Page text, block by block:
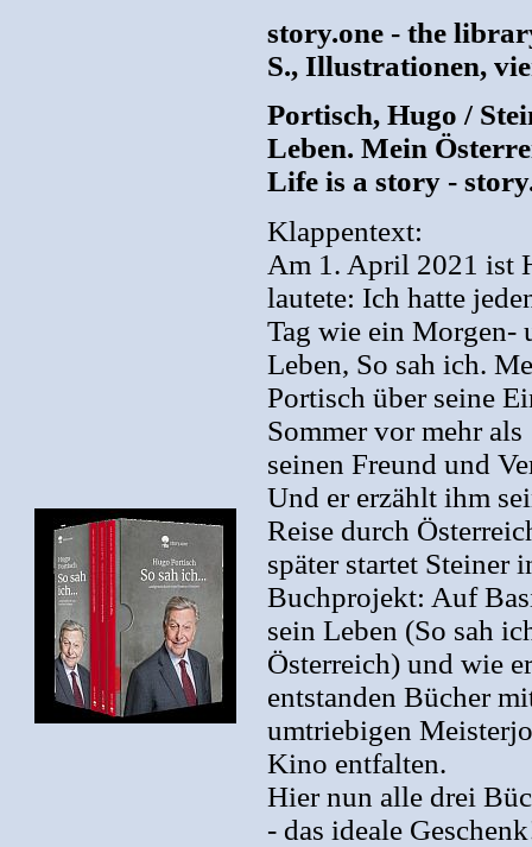
story.one - the
S., Illustrationen,
Portisch, Hugo /
Leben. Mein
Life is a story -
Klappentext:
Am 1. April 2021 ist
lautete: Ich hatte
Tag wie ein Morgen-
Leben, So sah ich.
Portisch über seine
Sommer vor mehr
seinen Freund und
Und er erzählt ihm
Reise durch
später startet Steiner
Buchprojekt: Auf
sein Leben (So sah
Österreich) und wie
entstanden Bücher
umtriebigen
Kino entfalten.
Hier nun alle drei
- das ideale